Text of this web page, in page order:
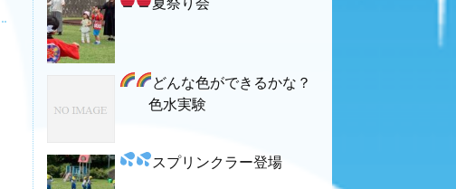
夏祭り会
どんな色ができるかな？
色水実験
スプリンクラー登場